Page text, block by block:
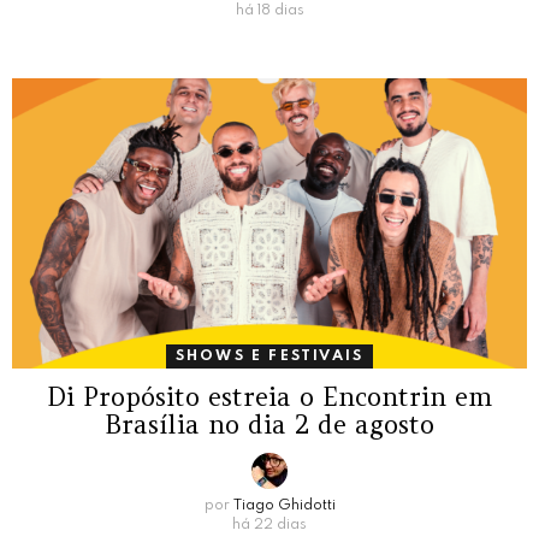
há 18 dias
SHOWS E FESTIVAIS
Di Propósito estreia o Encontrin em
Brasília no dia 2 de agosto
por
Tiago Ghidotti
há 22 dias